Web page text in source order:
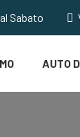
Sabato
AUTO